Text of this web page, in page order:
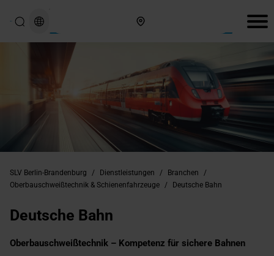
SLV Berlin-Brandenburg / Dienstleistungen / Branchen
/
Oberbauschweißtechnik & Schienenfahrzeuge
/ Deutsche Bahn
Deutsche Bahn
Oberbauschweißtechnik – Kompetenz für sichere Bahnen